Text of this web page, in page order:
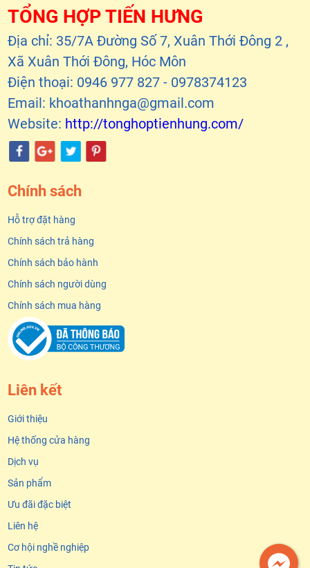
TỔNG HỢP TIẾN HƯNG
Địa chỉ: 35/7A Đường Số 7, Xuân Thới Đông 2 ,
Xã Xuân Thới Đông, Hóc Môn
Điện thoại: 0946 977 827 - 0978374123
Email: khoathanhnga@gmail.com
Website: http://tonghoptienhung.com/
Chính sách
Hỗ trợ đặt hàng
Chính sách trả hàng
Chính sách bảo hành
Chính sách người dùng
Chính sách mua hàng
Liên kết
Giới thiệu
Hệ thống cửa hàng
Dịch vụ
Sản phẩm
Ưu đãi đặc biệt
Liên hệ
Cơ hội nghề nghiệp